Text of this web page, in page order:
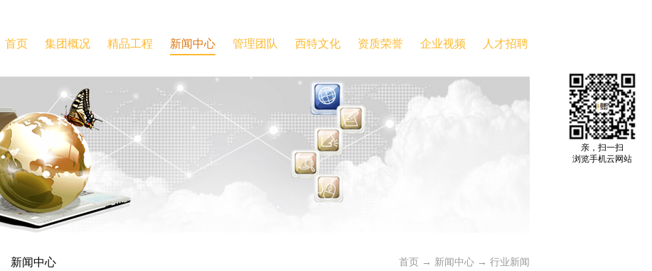
首页 集团概况 精品工程 新闻中心 管理团队 西特文化 资质荣誉 企业视频 人才招聘
新闻中心 首页 → 新闻中心 → 行业新闻
亲，扫一扫
浏览手机云网站